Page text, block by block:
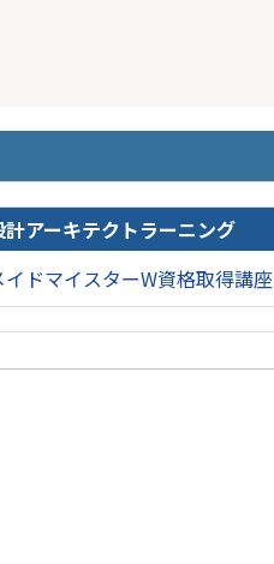
計アーキテクトラーニング
イドマイスターW資格取得講座